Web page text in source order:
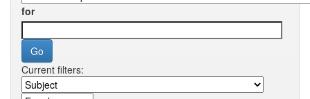
for
Current filters: